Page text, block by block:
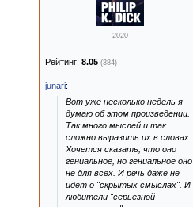
2020
Рейтинг: 8.05 (384)
junari:
Вот уже несколько недель я
думаю об этом произведении.
Так много мыслей и так
сложно выразить их в словах.
Хочется сказать, что оно
гениальное, но гениальное оно
не для всех. И речь даже не
идет о "скрытых смыслах". И
любители "серьезной